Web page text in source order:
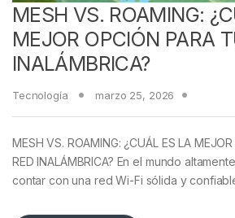
MESH VS. ROAMING:
MEJOR OPCIÓN PARA
INALÁMBRICA?
Tecnología marzo 25, 2026
MESH VS. ROAMING: ¿CUÁL ES LA
RED INALÁMBRICA? En el mundo
contar con una red Wi-Fi sólida y